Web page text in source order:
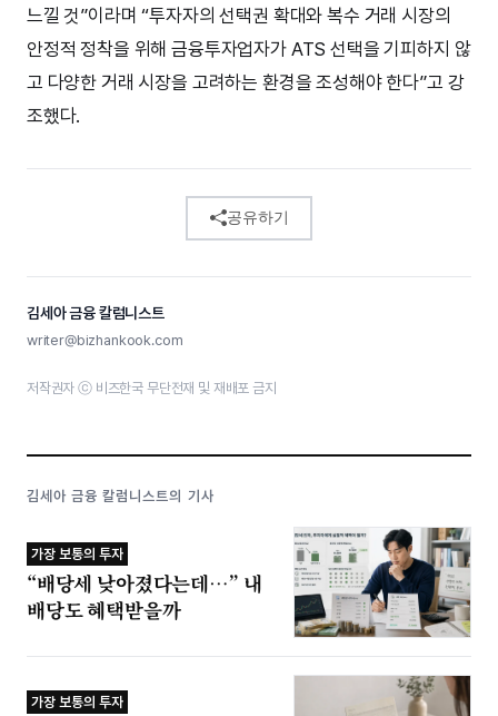
느낄 것”이라며 “투자자의 선택권 확대와 복수 거래 시장의
안정적 정착을 위해 금융투자업자가 ATS 선택을 기피하지 않
고 다양한 거래 시장을 고려하는 환경을 조성해야 한다”고 강
조했다.
공유하기
김세아 금융 칼럼니스트
writer@bizhankook.com
저작권자 ⓒ 비즈한국 무단전재 및 재배포 금지
김세아 금융 칼럼니스트의 기사
가장 보통의 투자
“배당세 낮아졌다는데…” 내
배당도 혜택받을까
가장 보통의 투자